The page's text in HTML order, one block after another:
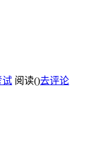
试 阅读()去评论